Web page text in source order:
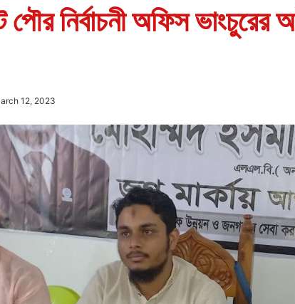
পৌর নির্বাচনী অফিস ভাংচুরের
12, 2023